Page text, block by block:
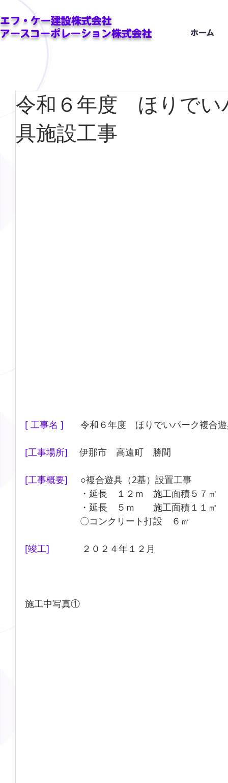
エフ・ケー建設株式会社
アースコーポレーション株式会社
ホーム
令和６年度 ほりでい
具施設工事
[ 工事名 ] 令和６年度　ほりでいパーク複合
[工事場所] 伊那市　高遠町　勝間
[工事概要] ○複合遊具（2基）設置工事
・延長　１２ｍ　施工面積５７㎡
・延長　５ｍ　　施工面積１１㎡
〇コンクリート打設　６㎥
[竣工] ２０２４年１２月
施工中写真①